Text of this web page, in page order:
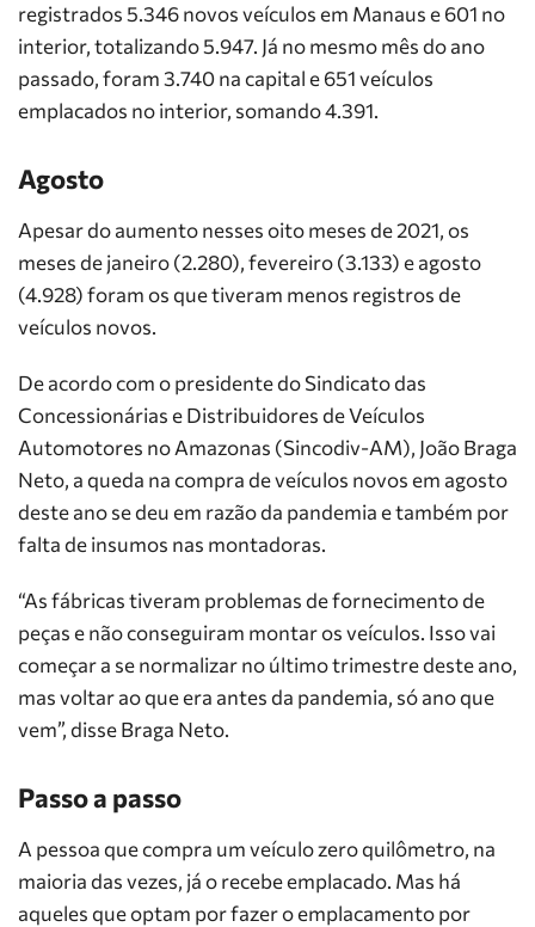
registrados 5.346 novos veículos em Manaus e 601 no
interior, totalizando 5.947. Já no mesmo mês do ano
passado, foram 3.740 na capital e 651 veículos
emplacados no interior, somando 4.391.
Agosto
Apesar do aumento nesses oito meses de 2021, os
meses de janeiro (2.280), fevereiro (3.133) e agosto
(4.928) foram os que tiveram menos registros de
veículos novos.
De acordo com o presidente do Sindicato das
Concessionárias e Distribuidores de Veículos
Automotores no Amazonas (Sincodiv-AM), João Braga
Neto, a queda na compra de veículos novos em agosto
deste ano se deu em razão da pandemia e também por
falta de insumos nas montadoras.
“As fábricas tiveram problemas de fornecimento de
peças e não conseguiram montar os veículos. Isso vai
começar a se normalizar no último trimestre deste ano,
mas voltar ao que era antes da pandemia, só ano que
vem”, disse Braga Neto.
Passo a passo
A pessoa que compra um veículo zero quilômetro, na
maioria das vezes, já o recebe emplacado. Mas há
aqueles que optam por fazer o emplacamento por